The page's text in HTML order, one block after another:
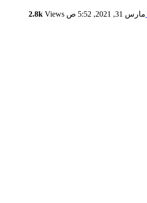
مارس 31, 2021, 5:52 ص 2.8k Views